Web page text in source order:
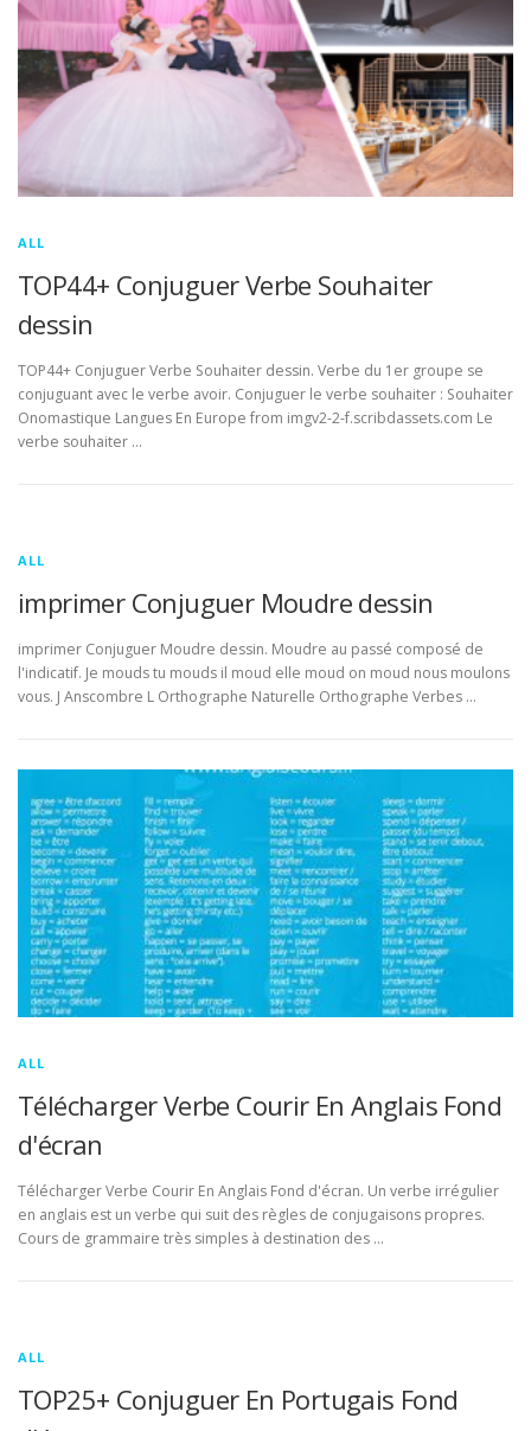
ALL
TOP44+ Conjuguer Verbe Souhaiter
dessin
TOP44+ Conjuguer Verbe Souhaiter dessin. Verbe du 1er groupe se
conjuguant avec le verbe avoir. Conjuguer le verbe souhaiter : Souhaiter
Onomastique Langues En Europe from imgv2-2-f.scribdassets.com Le
verbe souhaiter …
ALL
imprimer Conjuguer Moudre dessin
imprimer Conjuguer Moudre dessin. Moudre au passé composé de
l'indicatif. Je mouds tu mouds il moud elle moud on moud nous moulons
vous. J Anscombre L Orthographe Naturelle Orthographe Verbes …
ALL
Télécharger Verbe Courir En Anglais Fond
d'écran
Télécharger Verbe Courir En Anglais Fond d'écran. Un verbe irrégulier
en anglais est un verbe qui suit des règles de conjugaisons propres.
Cours de grammaire très simples à destination des …
ALL
TOP25+ Conjuguer En Portugais Fond